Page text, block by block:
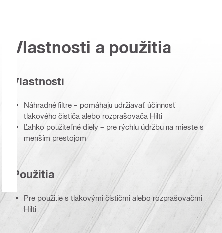
Vlastnosti a použitia
Vlastnosti
Náhradné filtre – pomáhajú udržiavať účinnosť
tlakového čističa alebo rozprašovača Hilti
Ľahko použiteľné diely – pre rýchlu údržbu na mieste s
menším prestojom
Použitia
Pre použitie s tlakovými čističmi alebo rozprašovačmi
Hilti